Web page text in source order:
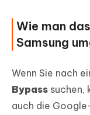
Wie man
Samsung
Wenn Sie nach
Bypass suchen,
auch die